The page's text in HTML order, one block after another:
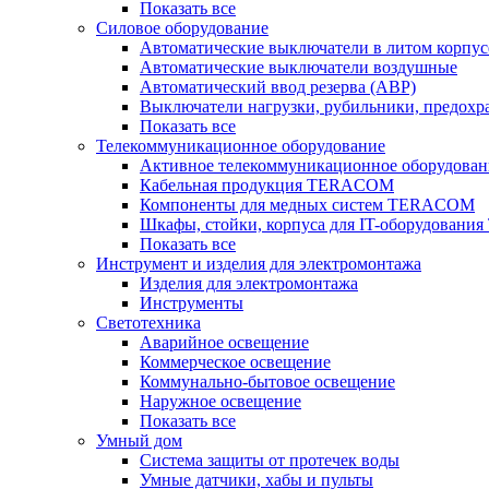
Показать все
Силовое оборудование
Автоматические выключатели в литом
Автоматические выключатели воздушные
Автоматический ввод резерва (АВР)
Выключатели нагрузки, рубильники,
Показать все
Телекоммуникационное оборудование
Активное телекоммуникационное
Кабельная продукция TERACOM
Компоненты для медных систем TERACOM
Шкафы, стойки, корпуса для IT-
Показать все
Инструмент и изделия для электромонтажа
Изделия для электромонтажа
Инструменты
Светотехника
Аварийное освещение
Коммерческое освещение
Коммунально-бытовое освещение
Наружное освещение
Показать все
Умный дом
Система защиты от протечек воды
Умные датчики, хабы и пульты